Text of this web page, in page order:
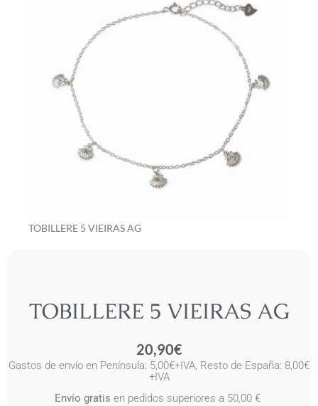
TOBILLERE 5 VIEIRAS AG
TOBILLERE 5 VIEIRAS AG
20,90€
Gastos de envío en Península: 5,00€+IVA, Resto de España: 8,00€
+IVA
Envío gratis en pedidos superiores a 50,00 €